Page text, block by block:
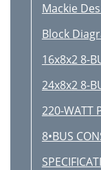
Mackie
Block
16x8x2 8-
24x8x2 8-
220-WATT
8•BUS